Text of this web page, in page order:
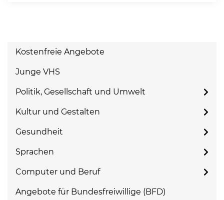
Kostenfreie Angebote
Junge VHS
Politik, Gesellschaft und Umwelt
Kultur und Gestalten
Gesundheit
Sprachen
Computer und Beruf
Angebote für Bundesfreiwillige (BFD)